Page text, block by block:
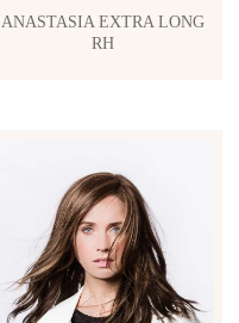
ANASTASIA EXTRA LONG
RH